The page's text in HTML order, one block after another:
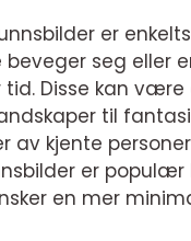
er
beveger seg eller
tid. Disse kan
til
av kjente
er populær
en mer